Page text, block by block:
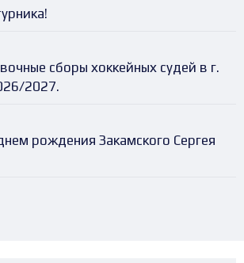
сборы хоккейных судей в г.
2027.
рождения Закамского Сергея